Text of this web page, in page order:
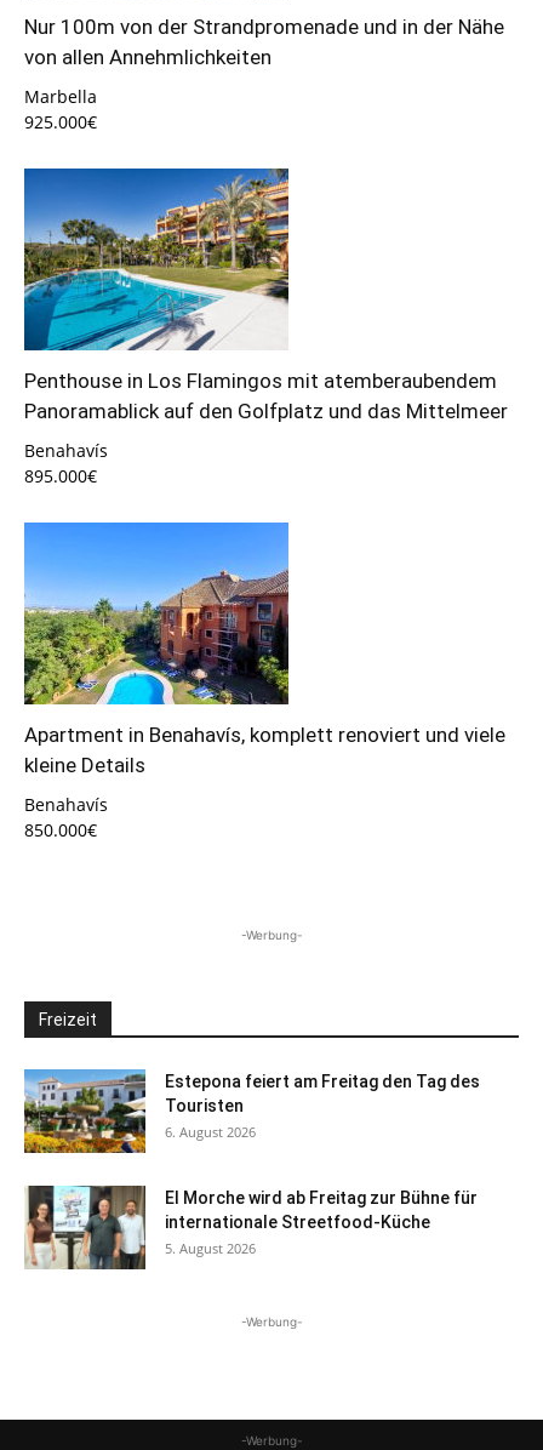
Nur 100m von der Strandpromenade und in der Nähe
von allen Annehmlichkeiten
Marbella
925.000€
Penthouse in Los Flamingos mit atemberaubendem
Panoramablick auf den Golfplatz und das Mittelmeer
Benahavís
895.000€
Apartment in Benahavís, komplett renoviert und viele
kleine Details
Benahavís
850.000€
-Werbung-
Freizeit
Estepona feiert am Freitag den Tag des
Touristen
6. August 2026
El Morche wird ab Freitag zur Bühne für
internationale Streetfood-Küche
5. August 2026
-Werbung-
-Werbung-